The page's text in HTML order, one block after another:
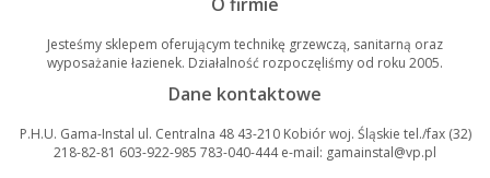
Jesteśmy sklepem oferującym technikę grzewczą, sanitarną oraz
wyposażanie łazienek. Działalność rozpoczęliśmy od roku 2005.
Dane kontaktowe
P.H.U. Gama-Instal ul. Centralna 48 43-210 Kobiór woj. Śląskie tel./fax (32)
218-82-81 603-922-985 783-040-444 e-mail: gamainstal@vp.pl